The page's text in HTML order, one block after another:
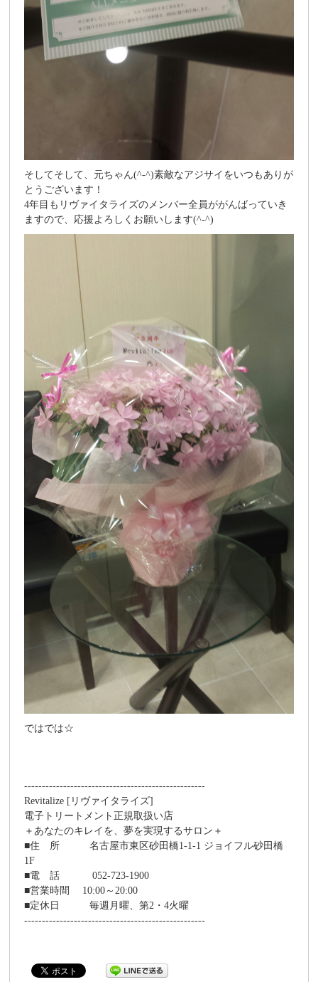
そしてそして、元ちゃん(^-^)素敵なアジサイをいつもありが
とうございます！
4年目もリヴァイタライズのメンバー全員ががんばっていき
ますので、応援よろしくお願いします(^-^)
ではでは☆
---------------------------------------------------
Revitalize [リヴァイタライズ]
電子トリートメント正規取扱い店
＋あなたのキレイを、夢を実現するサロン＋
■住 所 名古屋市東区砂田橋1-1-1 ジョイフル砂田橋
1F
■電 話 052-723-1900
■営業時間 10:00～20:00
■定休日 毎週月曜、第2・4火曜
---------------------------------------------------